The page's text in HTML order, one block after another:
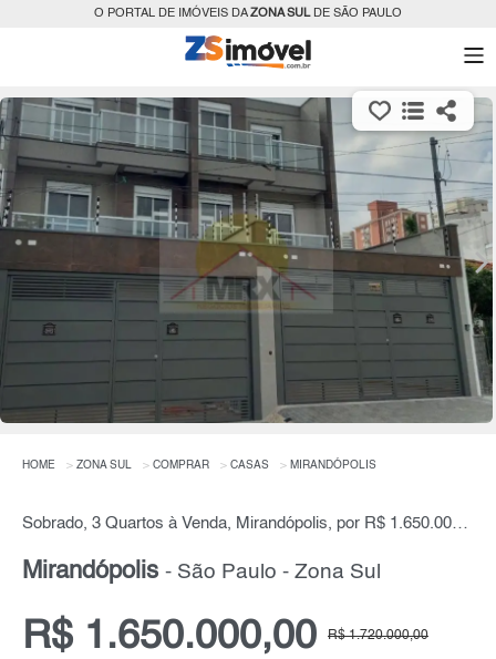
O PORTAL DE IMÓVEIS DAZONA SULDE SÃO PAULO
HOME ZONA SUL COMPRAR CASAS MIRANDÓPOLIS
Sobrado, 3 Quartos à Venda, Mirandópolis, por R$ 1.650.000,00
Mirandópolis - São Paulo - Zona Sul
R$ 1.650.000,00 R$ 1.720.000,00